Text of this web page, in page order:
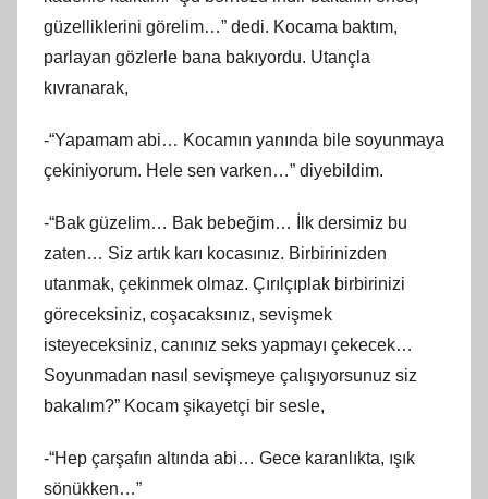
güzelliklerini görelim…” dedi. Kocama baktım,
parlayan gözlerle bana bakıyordu. Utançla
kıvranarak,
-“Yapamam abi… Kocamın yanında bile soyunmaya
çekiniyorum. Hele sen varken…” diyebildim.
-“Bak güzelim… Bak bebeğim… İlk dersimiz bu
zaten… Siz artık karı kocasınız. Birbirinizden
utanmak, çekinmek olmaz. Çırılçıplak birbirinizi
göreceksiniz, coşacaksınız, sevişmek
isteyeceksiniz, canınız seks yapmayı çekecek…
Soyunmadan nasıl sevişmeye çalışıyorsunuz siz
bakalım?” Kocam şikayetçi bir sesle,
-“Hep çarşafın altında abi… Gece karanlıkta, ışık
sönükken…”